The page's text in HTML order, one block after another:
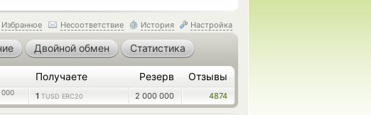
Избранное Несоответствие История Настройка
Двойной обмен Статистика
Получаете Резерв Отзывы
000 1 TUSD ERC20 2 000 000 4874